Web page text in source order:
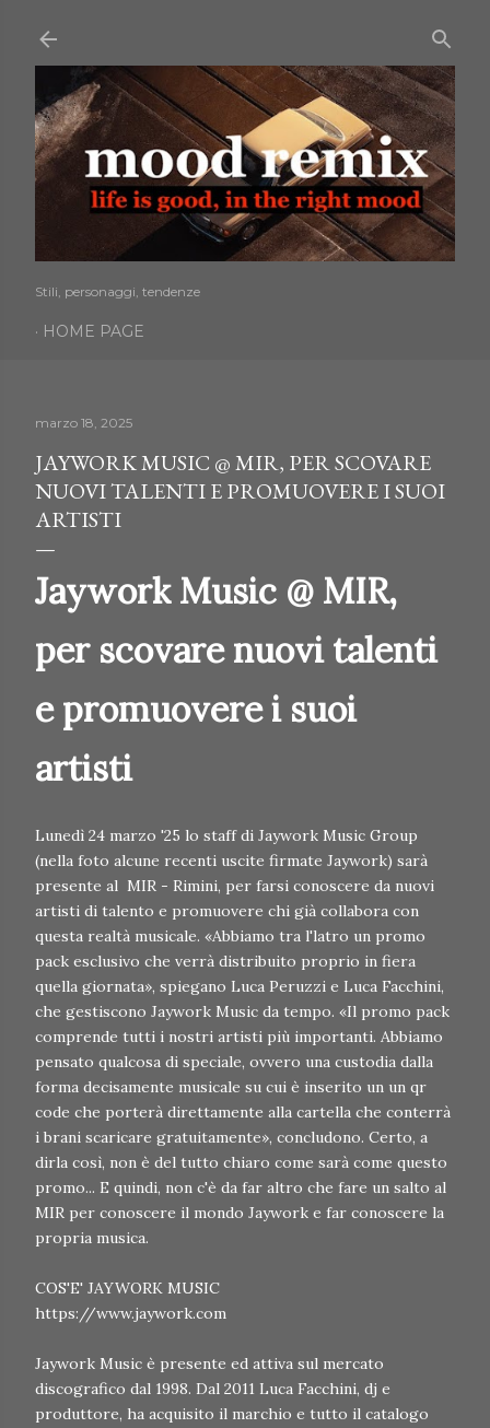
Stili, personaggi, tendenze
HOME PAGE
marzo 18, 2025
JAYWORK MUSIC @ MIR, PER SCOVARE
NUOVI TALENTI E PROMUOVERE I SUOI
ARTISTI
Jaywork Music @ MIR,
per scovare nuovi talenti
e promuovere i suoi
artisti
Lunedì 24 marzo '25 lo staff di Jaywork Music Group
(nella foto alcune recenti uscite firmate Jaywork) sarà
presente al MIR - Rimini, per farsi conoscere da nuovi
artisti di talento e promuovere chi già collabora con
questa realtà musicale. «Abbiamo tra l'latro un promo
pack esclusivo che verrà distribuito proprio in fiera
quella giornata», spiegano Luca Peruzzi e Luca Facchini,
che gestiscono Jaywork Music da tempo. «Il promo pack
comprende tutti i nostri artisti più importanti. Abbiamo
pensato qualcosa di speciale, ovvero una custodia dalla
forma decisamente musicale su cui è inserito un un qr
code che porterà direttamente alla cartella che conterrà
i brani scaricare gratuitamente», concludono. Certo, a
dirla così, non è del tutto chiaro come sarà come questo
promo... E quindi, non c'è da far altro che fare un salto al
MIR per conoscere il mondo Jaywork e far conoscere la
propria musica.
COS'E' JAYWORK MUSIC
https://www.jaywork.com
Jaywork Music è presente ed attiva sul mercato
discografico dal 1998. Dal 2011 Luca Facchini, dj e
produttore, ha acquisito il marchio e tutto il catalogo